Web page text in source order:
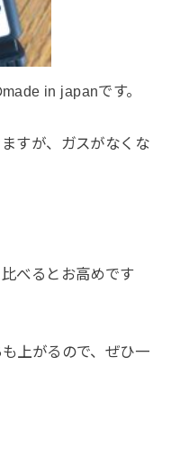
in japanです。
すが、ガスがなくな
べるとお高めです
上がるので、ぜひ一